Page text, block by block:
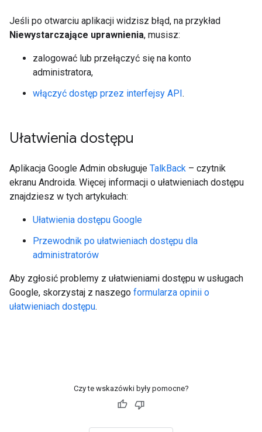
Jeśli po otwarciu aplikacji widzisz błąd, na przykład
Niewystarczające uprawnienia, musisz:
zalogować lub przełączyć się na konto
administratora,
włączyć dostęp przez interfejsy API.
Ułatwienia dostępu
Aplikacja Google Admin obsługuje TalkBack – czytnik
ekranu Androida. Więcej informacji o ułatwieniach dostępu
znajdziesz w tych artykułach:
Ułatwienia dostępu Google
Przewodnik po ułatwieniach dostępu dla
administratorów
Aby zgłosić problemy z ułatwieniami dostępu w usługach
Google, skorzystaj z naszego formularza opinii o
ułatwieniach dostępu.
Czy te wskazówki były pomocne?